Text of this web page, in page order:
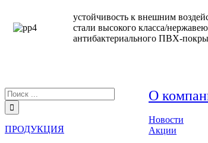
устойчивость к внешним
стали высокого класса/
антибактериального ПВХ-
Результат
поиска:
ПРОДУКЦИЯ
О
Новости
Акции